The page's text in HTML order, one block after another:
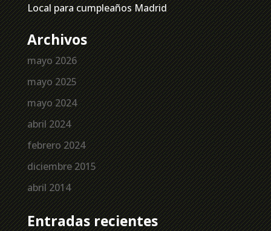
Local para cumpleaños Madrid
Archivos
mayo 2026
mayo 2025
mayo 2024
abril 2024
febrero 2024
diciembre 2015
abril 2014
Entradas recientes